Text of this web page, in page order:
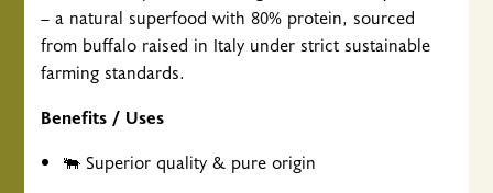
– a natural superfood with 80% protein, sourced
from buffalo raised in Italy under strict sustainable
farming standards.
Benefits / Uses
🐃 Superior quality & pure origin